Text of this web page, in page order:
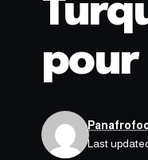
pour
Last